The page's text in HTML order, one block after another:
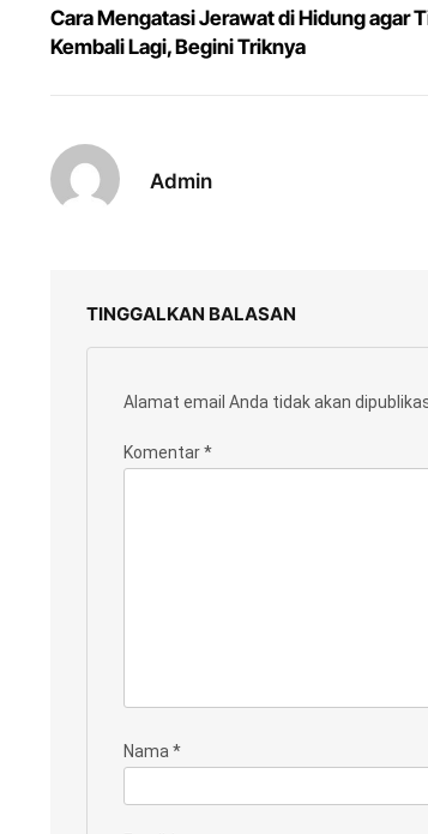
Cara Mengatasi Jerawat di Hidung agar
Kembali Lagi, Begini Triknya
Admin
TINGGALKAN BALASAN
Alamat email Anda tidak akan
Komentar*
Nama *